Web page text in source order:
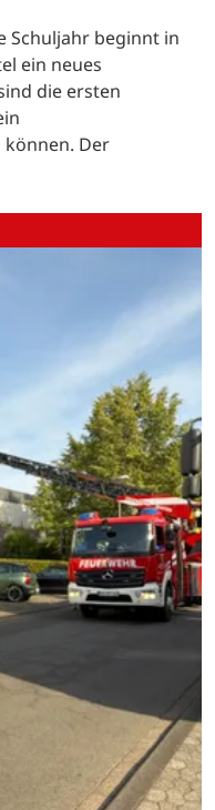
Schuljahr beginnt in
ein neues
die ersten
Der